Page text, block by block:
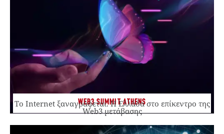
WEB3 SUMMIT ATHENS
Το Internet ξαναγράφεται. Η Ελλάδα στο επίκεντρο της
Web3 μετάβασης